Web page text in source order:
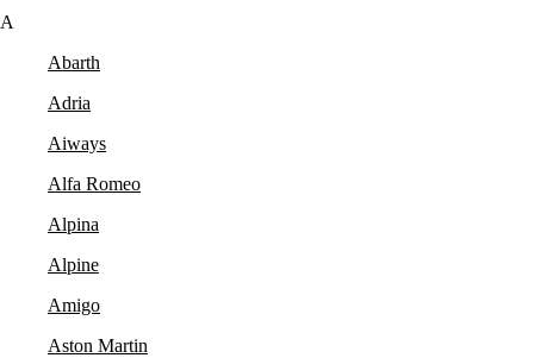
A
Abarth
Adria
Aiways
Alfa Romeo
Alpina
Alpine
Amigo
Aston Martin